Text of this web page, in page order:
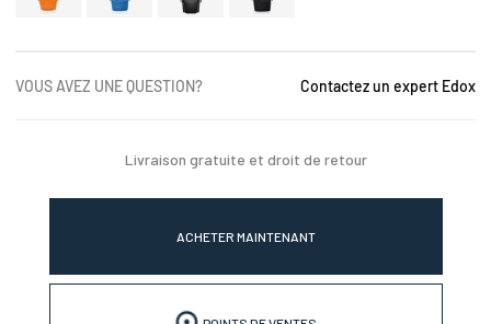
VOUS AVEZ UNE QUESTION? Contactez un expert Edox
Livraison gratuite et droit de retour
ACHETER MAINTENANT